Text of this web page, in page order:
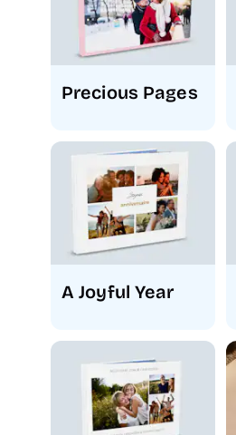
Precious Pages
A Joyful Year